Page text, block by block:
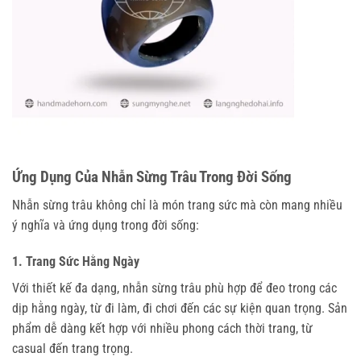
Ứng Dụng Của Nhẫn Sừng Trâu Trong Đời Sống
Nhẫn sừng trâu không chỉ là món trang sức mà còn mang nhiều
ý nghĩa và ứng dụng trong đời sống:
1. Trang Sức Hằng Ngày
Với thiết kế đa dạng, nhẫn sừng trâu phù hợp để đeo trong các
dịp hằng ngày, từ đi làm, đi chơi đến các sự kiện quan trọng. Sản
phẩm dễ dàng kết hợp với nhiều phong cách thời trang, từ
casual đến trang trọng.